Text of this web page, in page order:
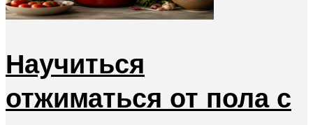
Научиться
отжиматься от пола с